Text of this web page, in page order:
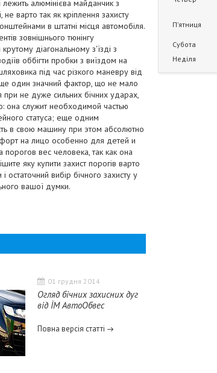
лежить алюмінієва майданчик з
варто так як кріплення захисту
в штатні місця автомобіля.
зовнішнього тюнінгу
діагональному з'їзді з
оббігти пробки з виїздом на
під час різкого маневру від
ще один значний фактор, що не мало
не дуже сильних бічних ударах,
она служит необходимой частью
статуса; еще одним
в свою машину при этом абсолютно
на лицо особенно для детей и
вес человека, так как она
яку купити захист порогів варто
остаточний вибір бічного захисту у
вашої думки.
01 грудня 2014
Огляд бічних захисних дуг
від ЇМ АвтоОбвес
Повна версія статті
Пʼятниця
Субота
Неділя